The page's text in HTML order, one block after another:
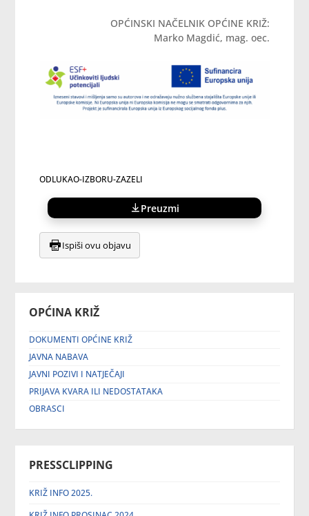
OPĆINA KRIŽ
DOKUMENTI OPĆINE KRIŽ
JAVNA NABAVA
JAVNI POZIVI I NATJEČAJI
PRIJAVA KVARA ILI NEDOSTATAKA
OBRASCI
PRESSCLIPPING
KRIŽ INFO 2025.
OPĆINSKI NAČELNIK OPĆINE KRIŽ:
Marko Magdić, mag. oec.
ODLUKAO-IZBORU-ZAZELI
Preuzmi
Ispiši ovu objavu